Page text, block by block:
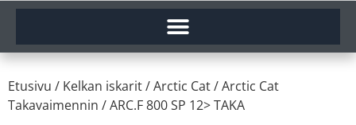
Etusivu / Kelkan iskarit/Arctic Cat/Arctic Cat
Takavaimennin / ARC.F 800 SP 12> TAKA